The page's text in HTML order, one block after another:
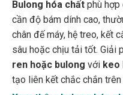
cần độ bám dính cao,
chân đế máy, hệ treo, kết
sâu hoặc chịu tải tốt. Giải
ren hoặc bulong vớikeo
tạo liên kết chắc chắn trên
Xem thêm bulong hóa